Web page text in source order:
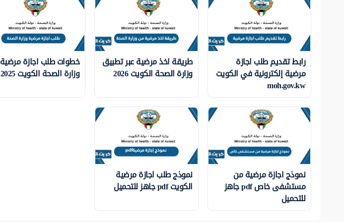
رابط تقديم طلب اجازة
مرضية إلكترونية في الكويت
moh.gov.kw
طريقة اخذ مرضية عبر تطبيق
وزارة الصحة الكويت 2026
خطوات طلب اجازة مرضية
وزارة الصحة الكويت 2025
نموذج اجازة مرضية من
مستشفى خاص pdf جاهز
للتحميل
نموذج طلب اجازة مرضية
الكويت pdf جاهز للتحميل